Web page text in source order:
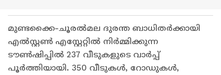
മുണ്ടക്കൈ-ചൂരല്‍മല ദുരന്ത ബാധിതര്‍ക്കായി
എല്‍സ്റ്റണ്‍ എസ്റ്റേറ്റില്‍ നിര്‍മ്മിക്കുന്ന
ടൗണ്‍ഷിപ്പില്‍ 237 വീടുകളുടെ വാര്‍പ്പ്
പൂര്‍ത്തിയായി. 350 വീടുകള്‍, റോഡുകള്‍,